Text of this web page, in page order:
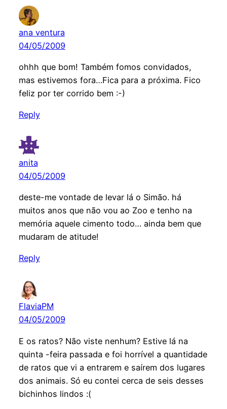
ana ventura
04/05/2009
ohhh que bom! Também fomos convidados,
mas estivemos fora…Fica para a próxima. Fico
feliz por ter corrido bem :-)
Reply
anita
04/05/2009
deste-me vontade de levar lá o Simão. há
muitos anos que não vou ao Zoo e tenho na
memória aquele cimento todo… ainda bem que
mudaram de atitude!
Reply
FlaviaPM
04/05/2009
E os ratos? Não viste nenhum? Estive lá na
quinta -feira passada e foi horrível a quantidade
de ratos que vi a entrarem e saírem dos lugares
dos animais. Só eu contei cerca de seis desses
bichinhos lindos :(